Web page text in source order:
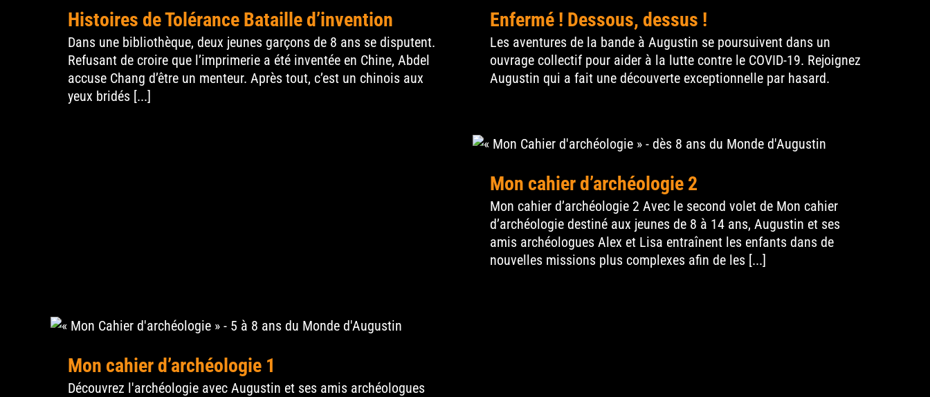
Histoires de Tolérance Bataille d’invention
Dans une bibliothèque, deux jeunes garçons de 8 ans se disputent.
Refusant de croire que l’imprimerie a été inventée en Chine, Abdel
accuse Chang d’être un menteur. Après tout, c’est un chinois aux
yeux bridés [...]
Enfermé ! Dessous, dessus !
Les aventures de la bande à Augustin se poursuivent dans un
ouvrage collectif pour aider à la lutte contre le COVID-19. Rejoignez
Augustin qui a fait une découverte exceptionnelle par hasard.
Mon cahier d’archéologie 2
Mon cahier d’archéologie 2 Avec le second volet de Mon cahier
d’archéologie destiné aux jeunes de 8 à 14 ans, Augustin et ses
amis archéologues Alex et Lisa entraînent les enfants dans de
nouvelles missions plus complexes afin de les [...]
Mon cahier d’archéologie 1
Découvrez l'archéologie avec Augustin et ses amis archéologues